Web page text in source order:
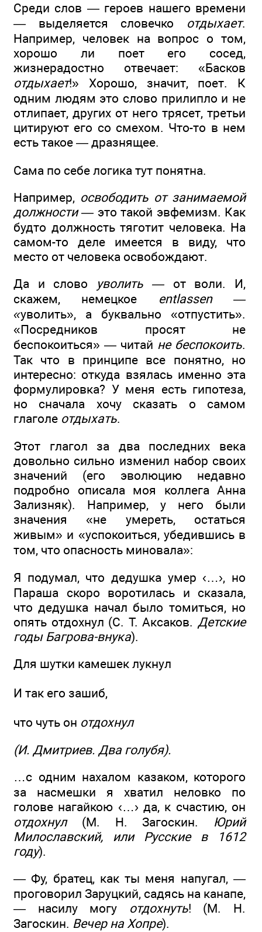
Среди слов — героев нашего времени
— выделяется словечко отдыхает.
Например, человек на вопрос о том,
хорошо ли поет его сосед,
жизнерадостно отвечает: «Басков
отдыхает!» Хорошо, значит, поет. К
одним людям это слово прилипло и не
отлипает, других от него трясет, третьи
цитируют его со смехом. Что-то в нем
есть такое — дразнящее.
Сама по себе логика тут понятна.
Например, освободить от занимаемой
должности — это такой эвфемизм. Как
будто должность тяготит человека. На
самом-то деле имеется в виду, что
место от человека освобождают.
Да и слово
уволить — от воли. И,
скажем, немецкое entlassen —
«уволить», а буквально «отпустить».
«Посредников просят не
беспокоиться» — читай не беспокоить.
Так что в принципе все понятно, но
интересно: откуда взялась именно эта
формулировка? У меня есть гипотеза,
но сначала хочу сказать о самом
глаголе отдыхать.
Этот глагол за два последних века
довольно сильно изменил набор своих
значений (его эволюцию недавно
подробно описала моя коллега Анна
Зализняк). Например, у него были
значения «не умереть, остаться
живым» и «успокоиться, убедившись в
том, что опасность миновала»:
Я подумал, что дедушка умер ‹…›, но
Параша скоро воротилась и сказала,
что дедушка начал было томиться, но
опять отдохнул (C. Т. Аксаков. Детские
годы Багрова-внука).
Для шутки камешек лукнул
И так его зашиб,
что чуть он отдохнул
(И. Дмитриев. Два голубя).
…с одним нахалом казаком, которого
за насмешки я хватил неловко по
голове нагайкою ‹…› да, к счастию, он
отдохнул(М. Н. Загоскин. Юрий
Милославский, или Русские в 1612
году).
— Фу, братец, как ты меня напугал, —
проговорил Заруцкий, садясь на канапе,
— насилу могу отдохнуть! (М. Н.
Загоскин. Вечер на Хопре).